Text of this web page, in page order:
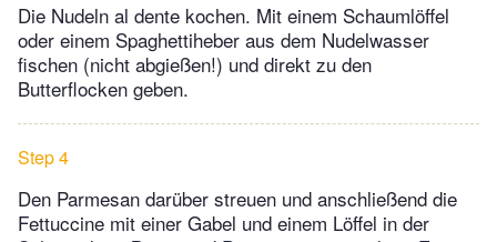
Die Nudeln al dente kochen. Mit einem Schaumlöffel
oder einem Spaghettiheber aus dem Nudelwasser
fischen (nicht abgießen!) und direkt zu den
Butterflocken geben.
Step 4
Den Parmesan darüber streuen und anschließend die
Fettuccine mit einer Gabel und einem Löffel in der